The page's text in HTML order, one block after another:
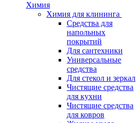
Химия
Химия для клининга
Средства для
напольных
покрытий
Для сантехники
Универсальные
средства
Для стекол и зеркал
Чистящие средства
для кухни
Чистящие средства
для ковров